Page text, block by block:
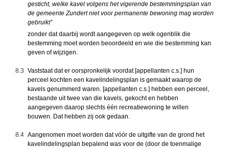
gesticht, welke kavel volgens het vigerende bestemmingsplan van
de gemeente Zundert niet voor permanente bewoning mag worden
gebruikt”
zonder dat daarbij wordt aangegeven op welk ogenblik die
bestemming moet worden beoordeeld en wie die bestemming kan
geven of wijzigen.
8.3 Vaststaat dat er oorspronkelijk voordat [appellanten c.s.] hun
perceel kochten een kavelindelingsplan is gemaakt waarop de
kavels genummerd waren. [appellanten c.s.] hebben een perceel,
bestaande uit twee van die kavels, gekocht en hebben
aangegeven daarop slechts één recreatiewoning te willen
bouwen. Dat hebben zij ook gedaan.
8.4 Aangenomen moet worden dat vóór de uitgifte van de grond het
kavelindelingsplan bepalend was voor de (door de toenmalige